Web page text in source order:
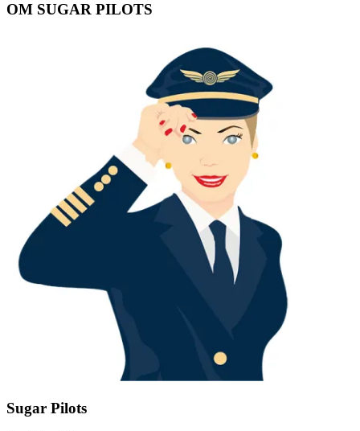
OM SUGAR PILOTS
Sugar Pilots